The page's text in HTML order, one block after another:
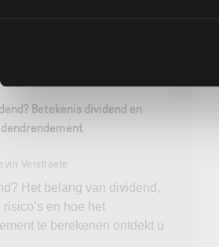
Betekenis dividend en
Verstraete
Het belang van dividend,
en hoe het
te berekenen ontdekt u